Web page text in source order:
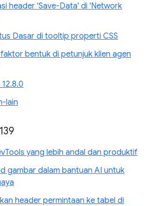
header 'Save-Data' di 'Network
Dasar di tooltip properti CSS
bentuk di petunjuk klien agen
lain
yang lebih andal dan produktif
gambar dalam bantuan AI untuk
header permintaan ke tabel di